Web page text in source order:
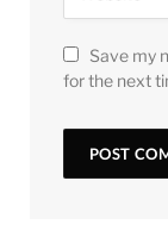
Save my
for the next